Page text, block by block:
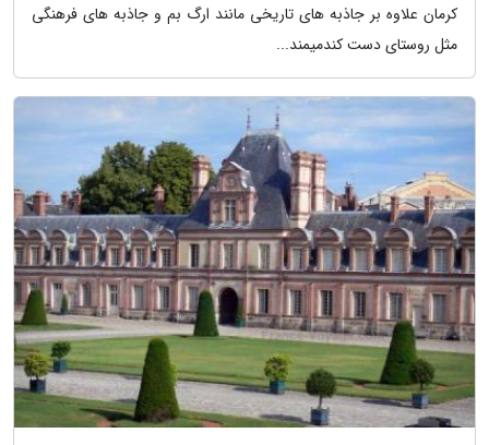
کرمان علاوه بر جاذبه های تاریخی مانند ارگ بم و جاذبه های فرهنگی
مثل روستای دست کندمیمند...